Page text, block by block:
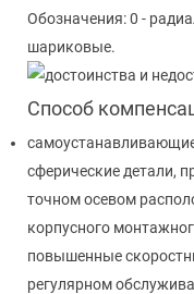
Обозначения: 0 -
шариковые.
Способ
сферические детали,
точном осевом
корпусного
повышенные
регулярном